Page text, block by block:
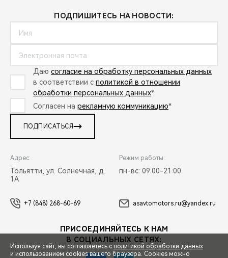
ПОДПИШИТЕСЬ НА НОВОСТИ:
Даю согласие на обработку персональных данных
в соответствии с политикой в отношении
обработки персональных данных*
Согласен на рекламную коммуникацию*
ПОДПИСАТЬСЯ
Адрес:
Тольятти, ул. Солнечная, д.
1А
Режим работы:
пн-вс: 09:00-21:00
+7 (848) 268-60-69 asavtomotors.ru@yandex.ru
ПРИСОЕДИНЯЙТЕСЬ К НАМ
В СОЦИАЛЬНЫХ СЕТЯХ:
Используя сайт, вы соглашаетесь с политикой обработки данных
и использованием cookies вашего браузера. Cookies можно